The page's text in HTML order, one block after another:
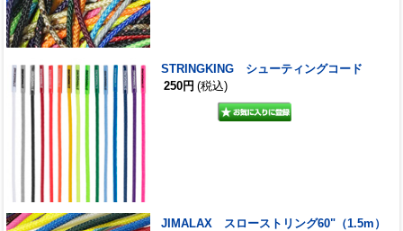
STRINGKING シューティングコード
250円 (税込)
JIMALAX スローストリング60"（1.5m）